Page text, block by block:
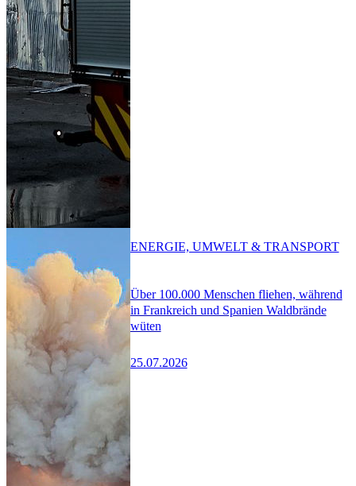
Über 100.000 Menschen fliehen, während
in Frankreich und Spanien Waldbrände
wüten
25.07.2026
ENERGIE, UMWELT & TRANSPORT